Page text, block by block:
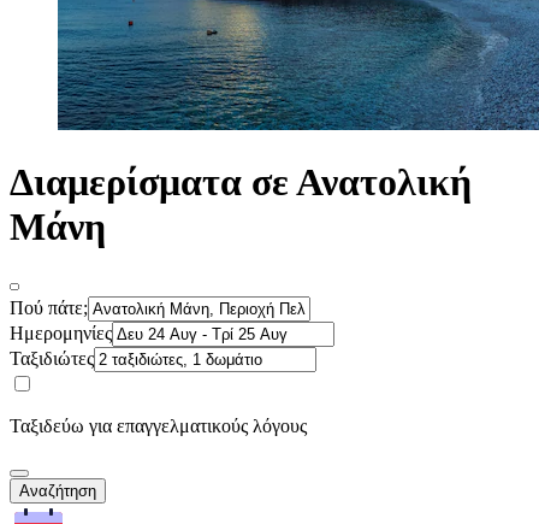
Διαμερίσματα σε Ανατολική
Μάνη
Πού πάτε;
Ημερομηνίες
Ταξιδιώτες
Ταξιδεύω για επαγγελματικούς λόγους
Αναζήτηση